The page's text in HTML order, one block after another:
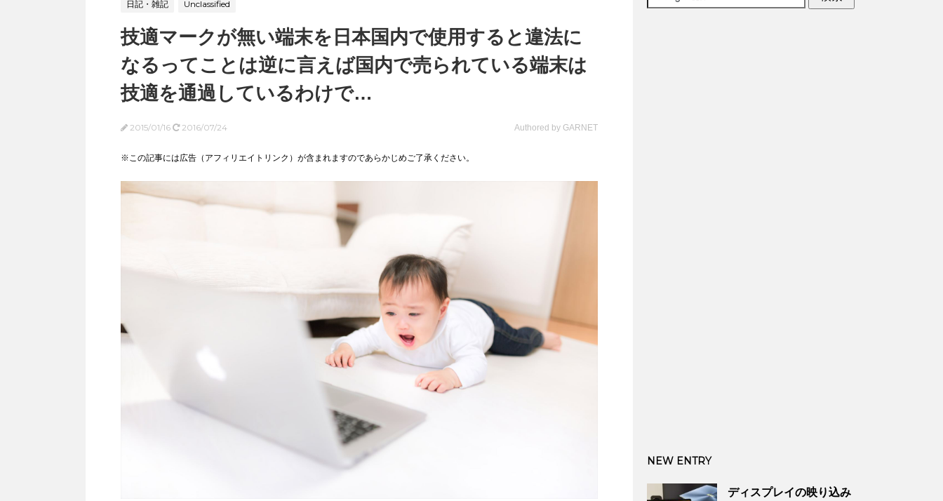
日記・雑記 Unclassified
技適マークが無い端末を日本国内で使用すると違法に
なるってことは逆に言えば国内で売られている端末は
技適を通過しているわけで…
2015/01/16 2016/07/24 Authored by GARNET
※この記事には広告（アフィリエイトリンク）が含まれますのであらかじめご了承ください。
NEW ENTRY
ディスプレイの映り込み